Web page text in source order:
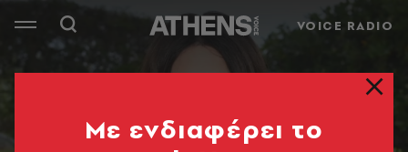
VOICE RADIO
Mε ενδιαφέρει το